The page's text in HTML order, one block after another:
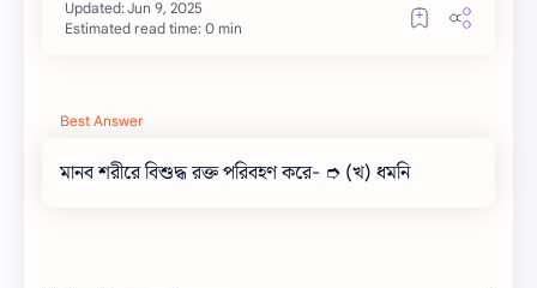
Estimated read time: 0 min
Best Answer
মানব শরীরে বিশুদ্ধ রক্ত পরিবহণ করে- ➮ (খ) ধমনি